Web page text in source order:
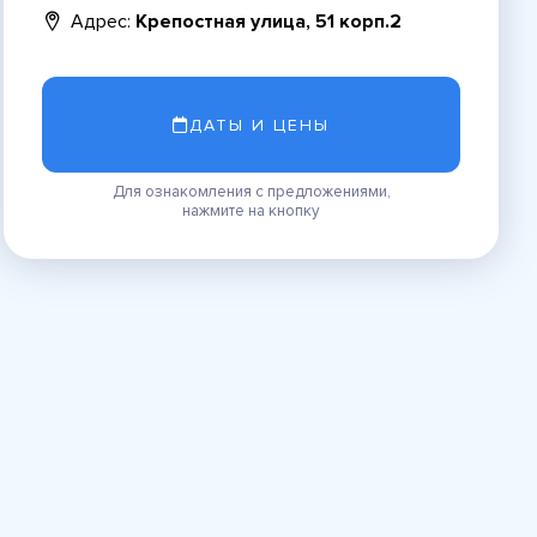
Адрес: Крепостная улица, 51 корп.2
ДАТЫ И ЦЕНЫ
Для ознакомления с предложениями,
нажмите на кнопку